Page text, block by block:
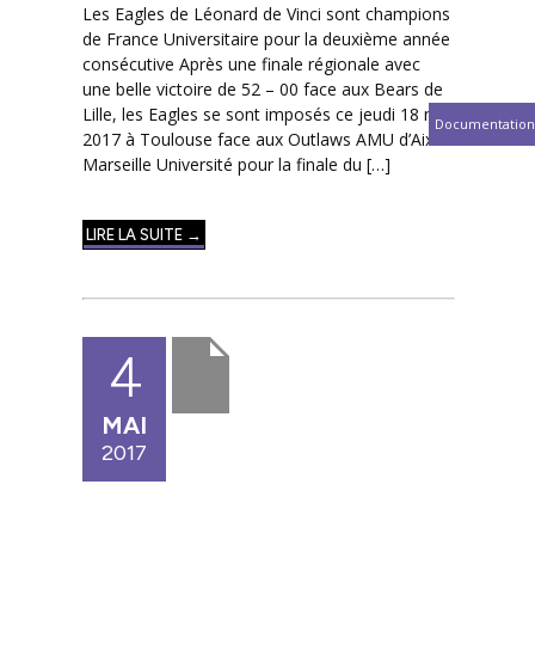
Les Eagles de Léonard de Vinci sont champions
de France Universitaire pour la deuxième année
consécutive Après une finale régionale avec
une belle victoire de 52 – 00 face aux Bears de
Lille, les Eagles se sont imposés ce jeudi 18 mai
2017 à Toulouse face aux Outlaws AMU d’Aix-
Marseille Université pour la finale du […]
LIRE LA SUITE →
4
MAI
2017
Documentation